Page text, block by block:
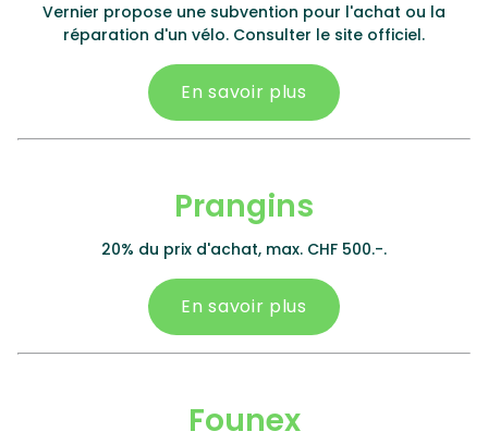
Vernier propose une subvention pour l'achat ou la
réparation d'un vélo. Consulter le site officiel.
En savoir plus
Prangins
20% du prix d'achat, max. CHF 500.-.
En savoir plus
Founex